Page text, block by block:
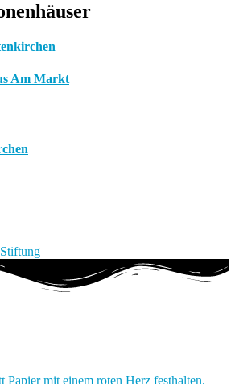
Am Markt